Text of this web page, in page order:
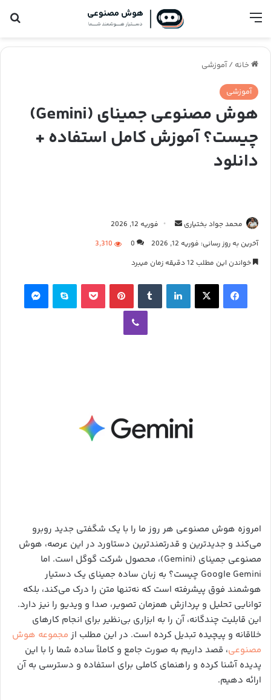
خانه / آموزشی
آموزشی
هوش مصنوعی جمینای (Gemini)
چیست؟ آموزش کامل استفاده +
دانلود
محمد جواد بختیاری
ر
ا
ل
ا
ی
فوریه 12, 2026
آخرین به روز رسانی: فوریه 12, 2026
0
3,310
خواندن این مطلب 12 دقیقه زمان میبرد
فیس بوک ایکس لینکدین ‫پین‌ترست پاکت اسکایپ
وایبر
امروزه هوش مصنوعی هر روز ما را با یک شگفتی جدید روبرو
می‌کند و جدیدترین و قدرتمندترین دستاورد در این عرصه، هوش
مصنوعی جمینای (Gemini)، محصول شرکت گوگل است. اما
Google Gemini چیست؟ به زبان ساده جمینای یک دستیار
هوشمند فوق پیشرفته است که نه‌تنها متن را درک می‌کند، بلکه
توانایی تحلیل و پردازش همزمان تصویر، صدا و ویدیو را نیز دارد.
این قابلیت چندگانه، آن را به ابزاری بی‌نظیر برای انجام کارهای
خلاقانه و پیچیده تبدیل کرده است. در این مطلب از مجموعه هوش
مصنوعی، قصد داریم به صورت جامع و کاملاً ساده شما را با این
پدیده آشنا کرده و راهنمای کاملی برای استفاده و دسترسی به آن
ارائه دهیم.